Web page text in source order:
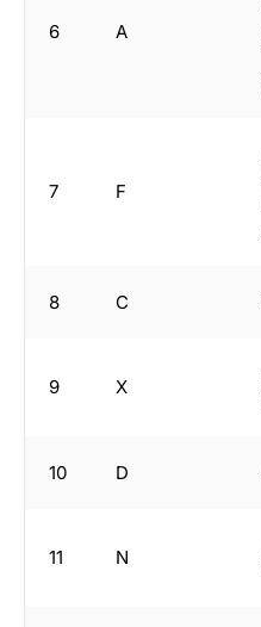
6 A
7 F
8 C
9 X
10 D
11 N